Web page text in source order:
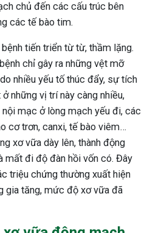
da
chủ đến các cấu trúc bên
các tế bào tim.
tiến triển từ từ, thầm lặng.
chỉ gây ra những vệt mỡ
nhiều yếu tố thúc đẩy, sự tích
những vị trí này càng nhiều,
mạc ở lòng mạch yếu đi, các
cơ trơn, canxi, tế bào viêm…
xơ vữa dày lên, thành động
mất đi độ đàn hồi vốn có. Đây
triệu chứng thường xuất hiện
gia tăng, mức độ xơ vữa đã